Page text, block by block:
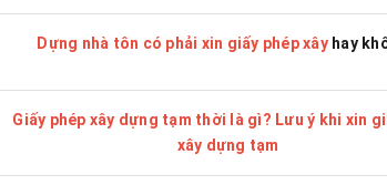
Dựng nhà tôn có phải xin giấy phép xâyhay
Giấy phép xây dựng tạm thời là gì? Lưu ý khi xin
xây dựng tạm